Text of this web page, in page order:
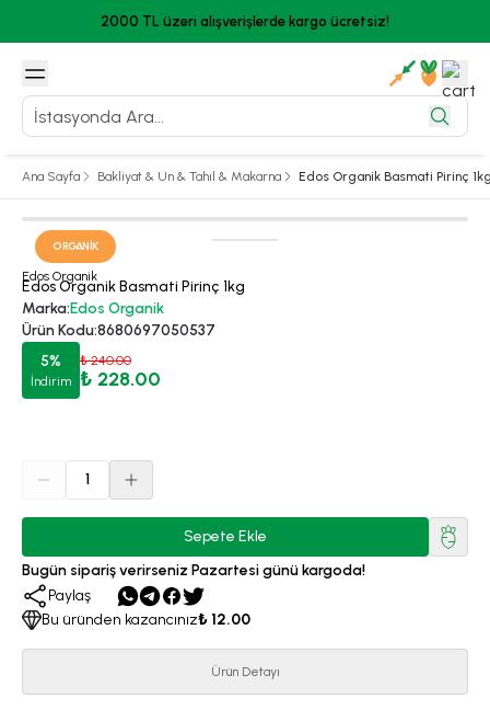
2000 TL üzeri alışverişlerde kargo ücretsiz!
Ana Sayfa Bakliyat & Un & Tahıl & Makarna Edos Organik Basmati Pirinç
ORGANIK
Edos Organik
Edos Organik Basmati Pirinç 1kg
Marka:Edos Organik
Ürün Kodu:8680697050537
5%
İndirim
₺ 240.00
₺ 228.00
1
Sepete Ekle
Bugün sipariş verirseniz Pazartesi günü kargoda!
Paylaş
Bu üründen kazancınız₺ 12.00
Ürün Detayı